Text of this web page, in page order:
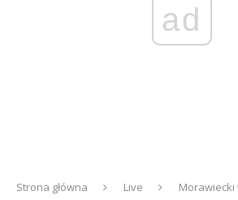
ad
Strona główna Live
Morawiecki